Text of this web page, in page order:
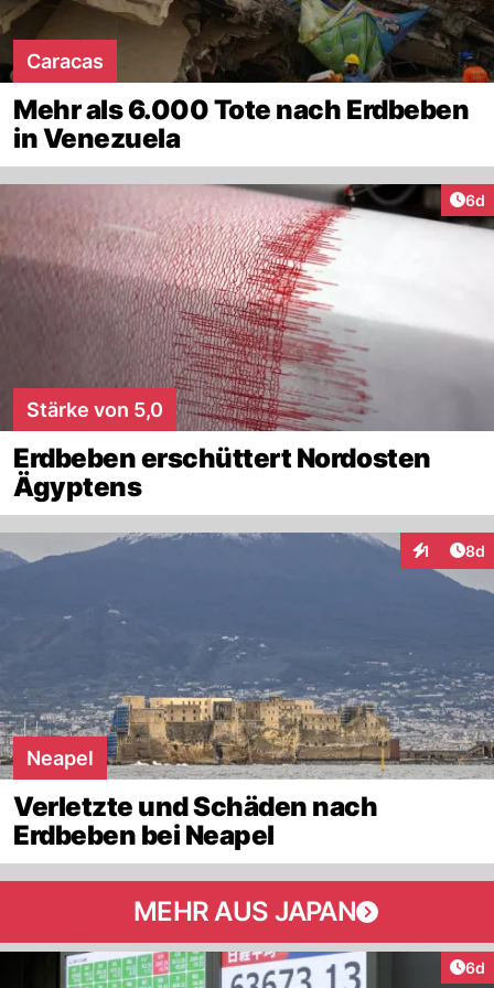
Caracas
Mehr als 6.000 Tote nach Erdbeben
in Venezuela
6d
Stärke von 5,0
Erdbeben erschüttert Nordosten
Ägyptens
1 8d
Neapel
Verletzte und Schäden nach
Erdbeben bei Neapel
MEHR AUS JAPAN
6d